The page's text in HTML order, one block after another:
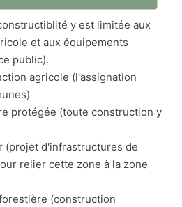
y est limitée aux
et aux équipements
public).
agricole (l'assignation
protégée (toute construction y
(projet d'infrastructures de
relier cette zone à la zone
(construction